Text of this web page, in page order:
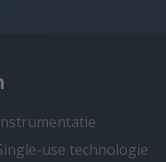
use technologie